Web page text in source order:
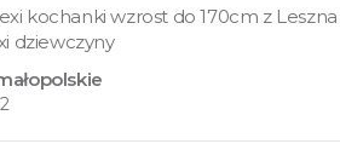
kochanki wzrost do 170cm z
dziewczyny